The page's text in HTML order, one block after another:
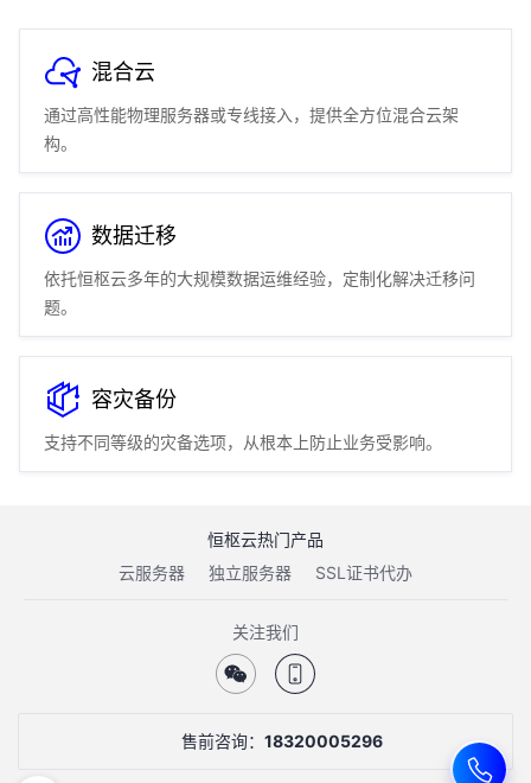
混合云
通过高性能物理服务器或专线接入，提供全方位混合云架
构。
数据迁移
依托恒枢云多年的大规模数据运维经验，定制化解决迁移问
题。
容灾备份
支持不同等级的灾备选项，从根本上防止业务受影响。
恒枢云热门产品
云服务器
独立服务器 SSL证书代办
关注我们
售前咨询： 18320005296